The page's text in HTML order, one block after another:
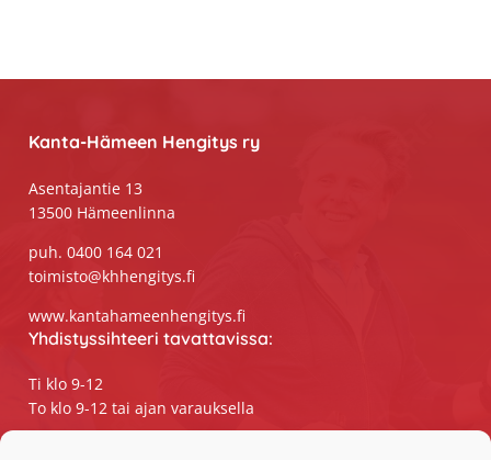
Kanta-Hämeen Hengitys ry
Asentajantie 13
13500 Hämeenlinna
puh. 0400 164 021
toimisto@khhengitys.fi
www.kantahameenhengitys.fi
Yhdistyssihteeri tavattavissa:
Ti klo 9-12
To klo 9-12 tai ajan varauksella